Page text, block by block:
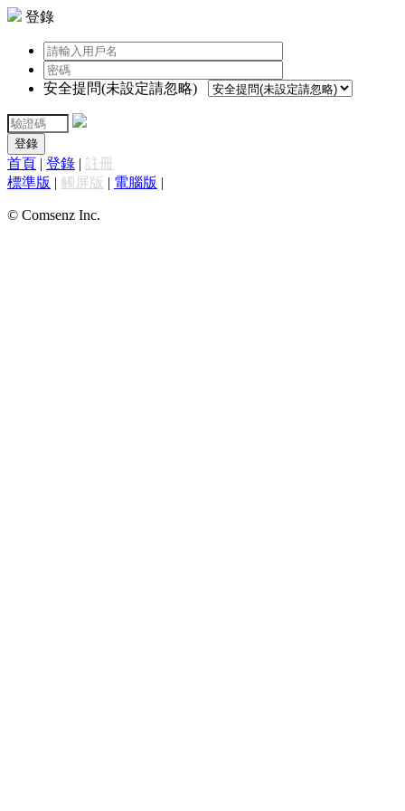
登錄
安全提問(未設定請忽略)
登錄
首頁 | 登錄 | 註冊
標準版 | 觸屏版 | 電腦版 |
© Comsenz Inc.